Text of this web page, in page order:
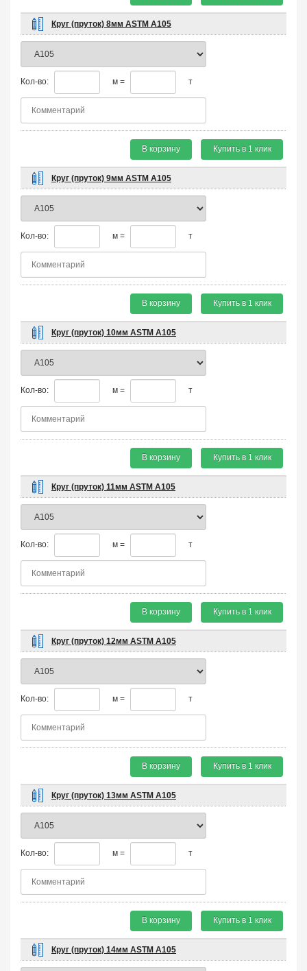
Круг (пруток) 8мм ASTM A105
Кол-во: м = т
В корзину Купить в 1 клик
Круг (пруток) 9мм ASTM A105
Кол-во: м = т
В корзину Купить в 1 клик
Круг (пруток) 10мм ASTM A105
Кол-во: м = т
В корзину Купить в 1 клик
Круг (пруток) 11мм ASTM A105
Кол-во: м = т
В корзину Купить в 1 клик
Круг (пруток) 12мм ASTM A105
Кол-во: м = т
В корзину Купить в 1 клик
Круг (пруток) 13мм ASTM A105
Кол-во: м = т
В корзину Купить в 1 клик
Круг (пруток) 14мм ASTM A105